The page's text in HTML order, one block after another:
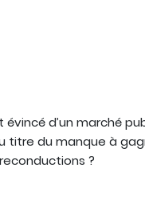
d’un marché
titre du manque à
?